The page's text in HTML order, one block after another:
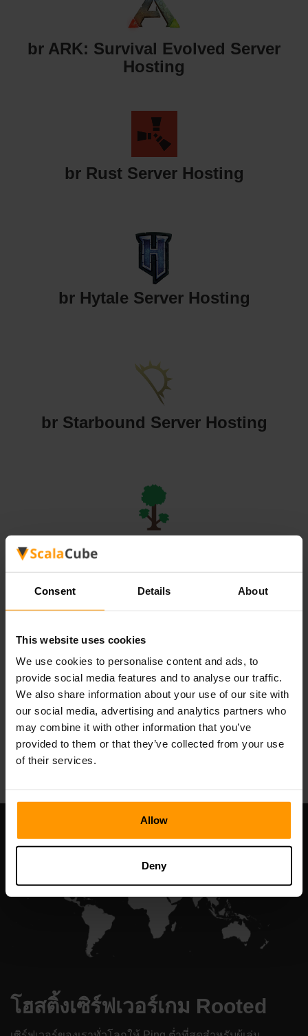
Consent Details About
This website uses cookies
We use cookies to personalise content and ads, to
provide social media features and to analyse our traffic.
We also share information about your use of our site with
our social media, advertising and analytics partners who
may combine it with other information that you’ve
provided to them or that they’ve collected from your use
of their services.
Allow
Deny
br ARK: Survival Evolved Server
Hosting
br Rust Server Hosting
br Hytale Server Hosting
br Starbound Server Hosting
br Terraria Server Hosting
br Valheim Server Hosting
All Games
โฮสติ้งเซิร์ฟเวอร์เกม Rooted